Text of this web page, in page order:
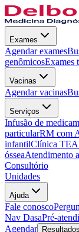
Exames
Agendar exames
genômicosExames
Vacinas
Agendar vacinas
Serviços
Infusão de
particularRM com
infantilClínica TEA
ósseaAtendimento
Consultório
Unidades
Ajuda
Fale conosco
Nav DasaPré-
Agendar
Resultados